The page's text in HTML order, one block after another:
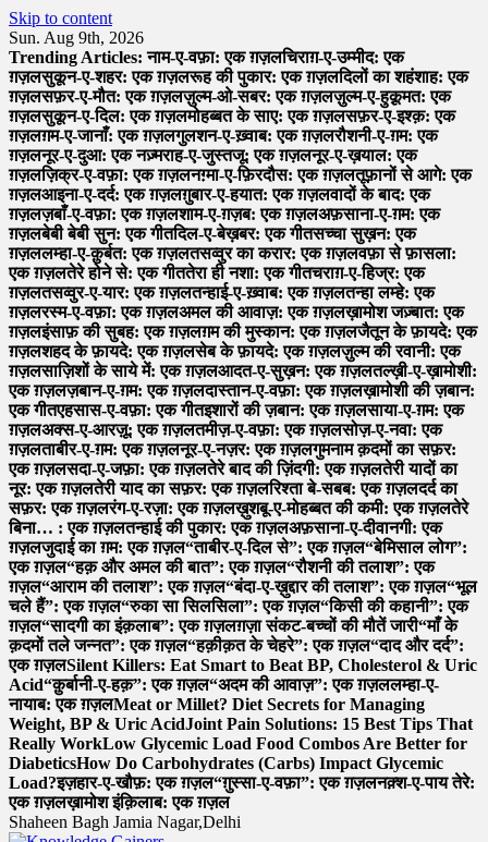
Skip to content
Sun. Aug 9th, 2026
Trending Articles: नाम-ए-वफ़ा: एक ग़ज़लचिराग़-ए-उम्मीद: एक
ग़ज़लसुकून-ए-शहर: एक ग़ज़लरूह की पुकार: एक ग़ज़लदिलों का शहंशाह: एक
ग़ज़लसफ़र-ए-मौत: एक ग़ज़लज़ुल्म-ओ-सबर: एक ग़ज़लज़ुल्म-ए-हुक़ूमत: एक
ग़ज़लसुकून-ए-दिल: एक ग़ज़लमोहब्बत के साए: एक ग़ज़लसफ़र-ए-इश्क़: एक
ग़ज़लग़म-ए-जानाँ: एक ग़ज़लगुलशन-ए-ख़्वाब: एक ग़ज़लरौशनी-ए-ग़म: एक
ग़ज़लनूर-ए-दुआ: एक नज़्मराह-ए-जुस्तजू: एक ग़ज़लनूर-ए-ख़याल: एक
ग़ज़लज़िक्र-ए-वफ़ा: एक ग़ज़लनग़्मा-ए-फ़िरदौस: एक ग़ज़लतूफ़ानों से आगे: एक
ग़ज़लआइना-ए-दर्द: एक ग़ज़लग़ुबार-ए-हयात: एक ग़ज़लवादों के बाद: एक
ग़ज़लज़बाँ-ए-वफ़ा: एक ग़ज़लशाम-ए-ग़ज़ब: एक ग़ज़लअफ़साना-ए-ग़म: एक
ग़ज़लबेबी बेबी सुन: एक गीतदिल-ए-बेख़बर: एक गीतसच्चा सुख़न: एक
ग़ज़ललम्हा-ए-क़ुर्बत: एक ग़ज़लतसव्वुर का करार: एक ग़ज़लवफ़ा से फ़ासला:
एक ग़ज़लतेरे होने से: एक गीततेरा ही नशा: एक गीतचराग़-ए-हिज्र: एक
ग़ज़लतसव्वुर-ए-यार: एक ग़ज़लतन्हाई-ए-ख़्वाब: एक ग़ज़लतन्हा लम्हे: एक
ग़ज़लरस्म-ए-वफ़ा: एक ग़ज़लअमल की आवाज़: एक ग़ज़लख़ामोश जज़्बात: एक
ग़ज़लइंसाफ़ की सुबह: एक ग़ज़लग़म की मुस्कान: एक ग़ज़लजैतून के फ़ायदे: एक
ग़ज़लशहद के फ़ायदे: एक ग़ज़लसेब के फ़ायदे: एक ग़ज़लज़ुल्म की रवानी: एक
ग़ज़लसाज़िशों के साये में: एक ग़ज़लआदत-ए-सुख़न: एक ग़ज़लतल्ख़ी-ए-ख़ामोशी:
एक ग़ज़लज़बान-ए-ग़म: एक ग़ज़लदास्तान-ए-वफ़ा: एक ग़ज़लख़ामोशी की ज़बान:
एक गीतएहसास-ए-वफ़ा: एक गीतइशारों की ज़बान: एक ग़ज़लसाया-ए-ग़म: एक
ग़ज़लअक्स-ए-आरज़ू: एक ग़ज़लतमीज़-ए-वफ़ा: एक ग़ज़लसोज़-ए-नवा: एक
ग़ज़लताबीर-ए-ग़म: एक ग़ज़लनूर-ए-नज़र: एक ग़ज़लगुमनाम क़दमों का सफ़र:
एक ग़ज़लसदा-ए-जफ़ा: एक ग़ज़लतेरे बाद की ज़िंदगी: एक ग़ज़लतेरी यादों का
नूर: एक ग़ज़लतेरी याद का सफ़र: एक ग़ज़लरिश्ता बे-सबब: एक ग़ज़लदर्द का
सफ़र: एक ग़ज़लरंग-ए-रज़ा: एक ग़ज़लख़ुशबू-ए-मोहब्बत की कमी: एक ग़ज़लतेरे
बिना… : एक ग़ज़लतन्हाई की पुकार: एक ग़ज़लअफ़साना-ए-दीवानगी: एक
ग़ज़लजुदाई का ग़म: एक ग़ज़ल“ताबीर-ए-दिल से”: एक ग़ज़ल“बेमिसाल लोग”:
एक ग़ज़ल“हक़ और अमल की बात”: एक ग़ज़ल“रौशनी की तलाश”: एक
ग़ज़ल“आराम की तलाश”: एक ग़ज़ल“बंदा-ए-ख़ुद्दार की तलाश”: एक ग़ज़ल“भूल
चले हैं”: एक ग़ज़ल“रुका सा सिलसिला”: एक ग़ज़ल“किसी की कहानी”: एक
ग़ज़ल“सादगी का इंक़लाब”: एक ग़ज़लग़ज़ा संकट-बच्चों की मौतें जारी“माँ के
क़दमों तले जन्नत”: एक ग़ज़ल“हक़ीक़त के चेहरे”: एक ग़ज़ल“दाद और दर्द”:
एक ग़ज़लSilent Killers: Eat Smart to Beat BP, Cholesterol & Uric
Acid“क़ुर्बानी-ए-हक़”: एक ग़ज़ल“अदम की आवाज़”: एक ग़ज़ललम्हा-ए-
नायाब: एक ग़ज़लMeat or Millet? Diet Secrets for Managing
Weight, BP & Uric AcidJoint Pain Solutions: 15 Best Tips That
Really WorkLow Glycemic Load Food Combos Are Better for
DiabeticsHow Do Carbohydrates (Carbs) Impact Glycemic
Load?इज़हार-ए-खौफ़: एक ग़ज़ल“ग़ुस्सा-ए-वफ़ा”: एक ग़ज़लनक़्श-ए-पाय तेरे:
एक ग़ज़लख़ामोश इंक़िलाब: एक ग़ज़ल
Shaheen Bagh Jamia Nagar,Delhi